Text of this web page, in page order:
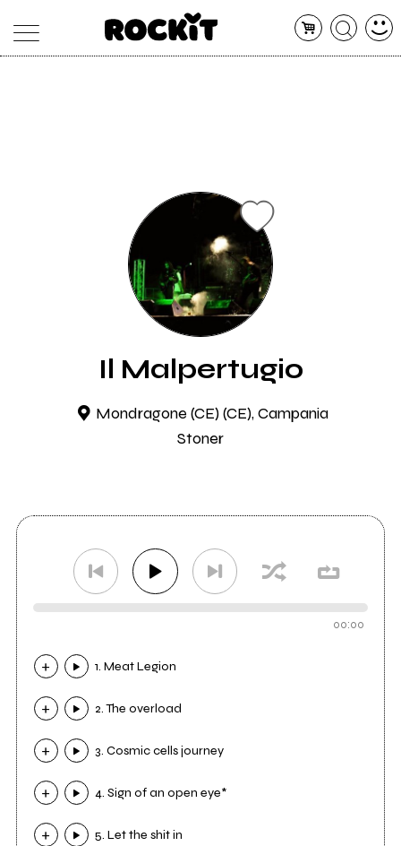
Il Malpertugio
Mondragone (CE) (CE), Campania
Stoner
00:00
1. Meat Legion
2. The overload
3. Cosmic cells journey
4. Sign of an open eye*
5. Let the shit in